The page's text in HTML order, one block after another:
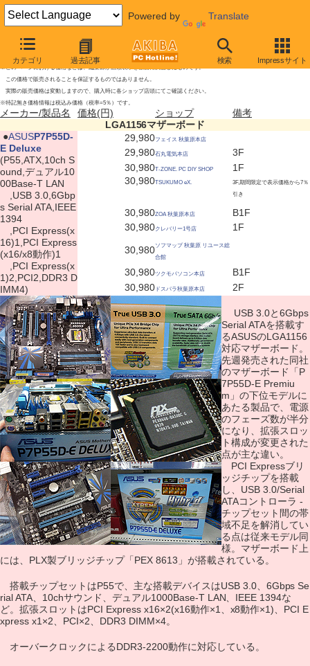
Powered by Translate
カテゴリ 過去記事 検索 Impressサイト
LGA1156マザーボードの新製品2009年11月21日号
※このページにおける価格などは、編集部が店頭表示を独自に調査したものです。
この価格で販売されることを保証するものではありません。
実際の販売価格は変動しますので、購入時に各ショップ店頭にてご確認ください。
※特記無き価格情報は税込み価格（税率=5％）です。
メーカー/製品名 価格(円) ショップ
備考
LGA1156マザーボード
●ASUSP7P55D-
E Deluxe
(P55,ATX,10ch S
ound,デュアル10
00Base-T LAN
,USB 3.0,6Gbp
s Serial ATA,IEEE
1394
,PCI Express(x
16)1,PCI Express
(x16/x8動作)1
,PCI Express(x
1)2,PCI2,DDR3 D
IMM4)
29,980フェイス 秋葉原本店
29,980石丸電気本店
3F
30,980T-ZONE. PC DIY SHOP
1F
30,980TSUKUMO eX.
3F,期間限定で表示価格から7％
引き
30,980ZOA 秋葉原本店
B1F
30,980クレバリー1号店 1F
30,980ソフマップ 秋葉原 リユース総
合館
30,980ツクモパソコン本店
B1F
30,980 ドスパラ秋葉原本店 2F
USB 3.0と6Gbps
Serial ATAを搭載す
るASUSのLGA1156
対応マザーボード。
先週発売された同社
のマザーボード「P
7P55D-E Premiu
m」の下位モデルに
あたる製品で、電源
のフェーズ数が半分
になり、拡張スロッ
ト構成が変更された
点が主な違い。
PCI Expressブリ
ッジチップを搭載
し、USB 3.0/Serial
ATAコントローラ -
チップセット間の帯
域不足を解消してい
る点は従来モデル同
様。マザーボード上
には、PLX製ブリッジチップ「PEX 8613」が搭載されている。
搭載チップセットはP55で、主な搭載デバイスはUSB 3.0、6Gbps Se
rial ATA、10chサウンド、デュアル1000Base-T LAN、IEEE 1394な
ど。拡張スロットはPCI Express x16×2(x16動作×1、x8動作×1)、PCI E
xpress x1×2、PCI×2、DDR3 DIMM×4。
オーバークロックによるDDR3-2200動作に対応している。